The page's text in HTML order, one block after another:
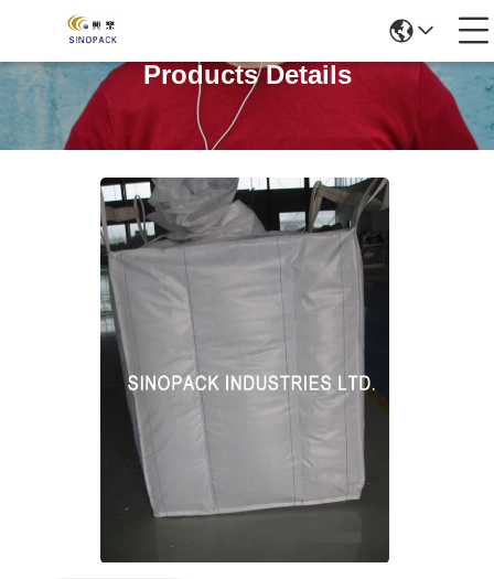
Products Details